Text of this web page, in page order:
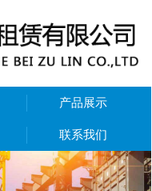
产品展示
联系我们